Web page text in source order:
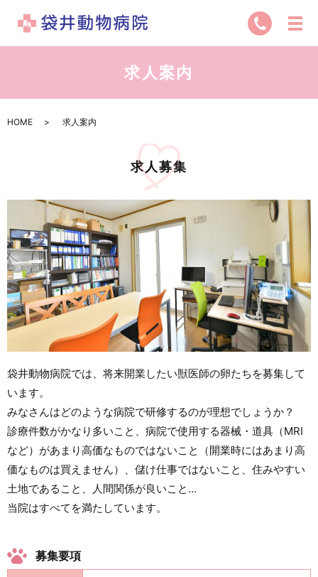
求人案内
HOME 求人案内
求人募集
袋井動物病院では、将来開業したい獣医師の卵たちを募集して
います。
みなさんはどのような病院で研修するのが理想でしょうか？
診療件数がかなり多いこと、病院で使用する器械・道具（MRI
など）があまり高価なものではないこと（開業時にはあまり高
価なものは買えません）、儲け仕事ではないこと、住みやすい
土地であること、人間関係が良いこと…
当院はすべてを満たしています。
募集要項